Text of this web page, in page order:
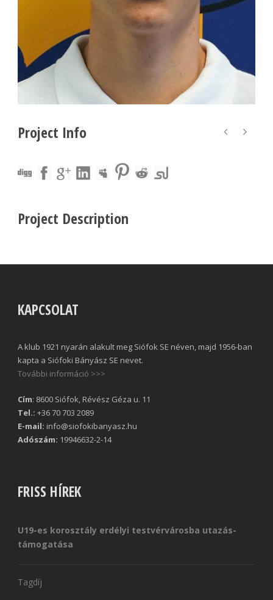
Project Info
Project Description
KAPCSOLAT
A klub 1921 nyarán alakult meg Siófok SE néven, majd 1956-ban
kapta a Siófoki Bányász SE nevet.
További információ >>>
Cím: 8600 Siófok, Révész Géza u. 11
Tel.: +36 70 703 2089
E-mail: info@siofokibanyasz.hu
Adószám: 19946632-2-14
FRISS HÍREK
U19-es korosztály erdélyi testvérvárosba utazás-
támogatása
Tagdíj